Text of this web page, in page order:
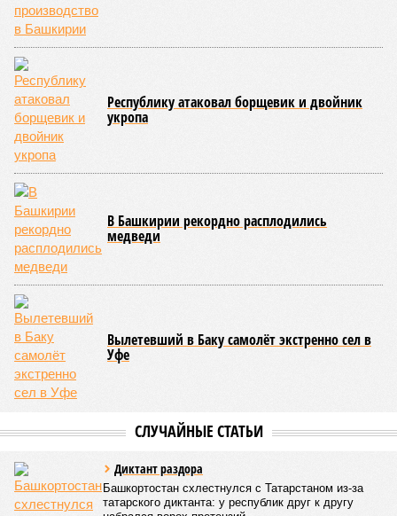
Республику атаковал борщевик и двойник
укропа
В Башкирии рекордно расплодились
медведи
Вылетевший в Баку самолёт экстренно сел в
Уфе
СЛУЧАЙНЫЕ СТАТЬИ
Диктант раздора
Башкортостан схлестнулся с Татарстаном из-за
татарского диктанта: у республик друг к другу